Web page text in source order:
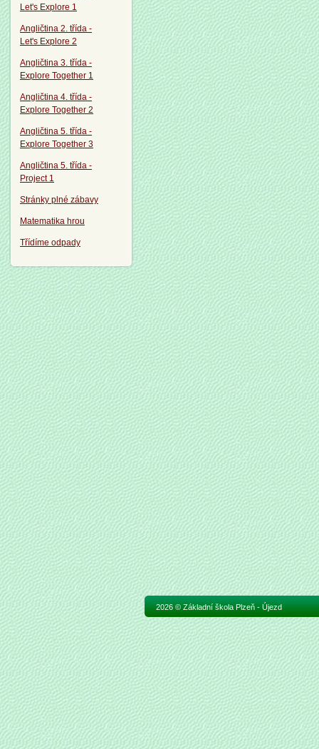
Let's Explore 1
Angličtina 2. třída -
Let's Explore 2
Angličtina 3. třída -
Explore Together 1
Angličtina 4. třída -
Explore Together 2
Angličtina 5. třída -
Explore Together 3
Angličtina 5. třída -
Project 1
Stránky plné zábavy
Matematika hrou
Třídíme odpady
2026 © Základní škola Plzeň - Újezd